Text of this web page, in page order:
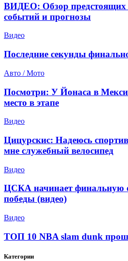
ВИДЕО: Обзор предстоящих
событий и прогнозы
Видео
Последние секунды
Авто / Мото
Посмотри: У Йонаса в
место в этапе
Видео
Цицурскис: Надеюсь
мне служебный велосипед
Видео
ЦСКА начинает финальную
победы (видео)
Видео
ТОП 10 NBA slam dunk
Категории